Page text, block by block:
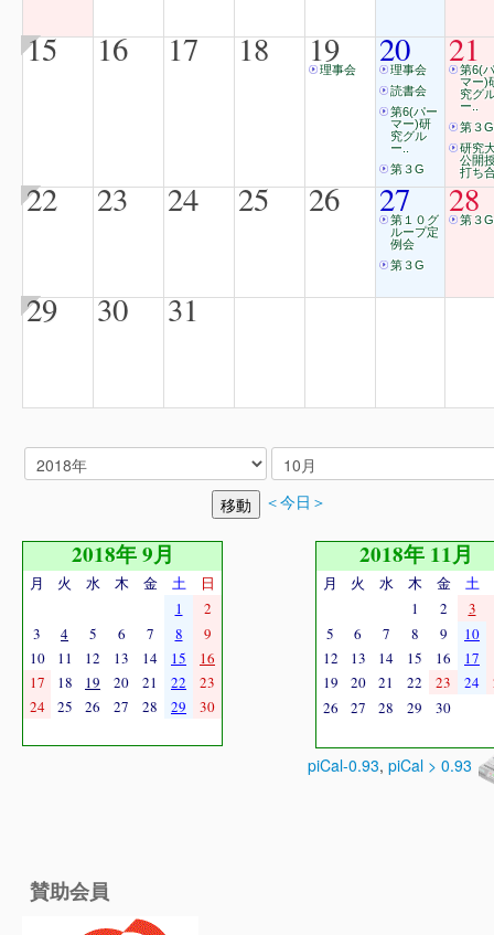
15 16 17 18 19
理事会 20
理事会
読書会
第6(パー
マー)研
究グル
ー..
第３G
21
第6(
マー)
究グ
ー..
第３G
研究
公開
打ち
22 23 24 25 26 27
第１０グ
ループ定
例会
第３G
28
第３G
29 30 31
＜今日＞
2018年 9月
月 火 水 木 金 土
日
1
2
3
4 5 6 7 8
9
10
11 12 13 14 15
16
17
18 19 20 21 22
23
24
25 26 27 28 29 30
2018年 11月
月 火 水 木 金 土
1
2
3
5
6 7 8 9 10
12
13 14 15 16 17
19
20 21 22 23 24
26
27 28 29 30
piCal-0.93, piCal > 0.93
賛助会員